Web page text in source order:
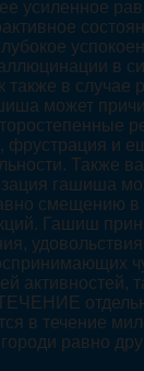
усиленное
в
также в случае
может
фрустрация и
Также
гашиша
смещению в
Гашиш
активностей,
в течение
равно